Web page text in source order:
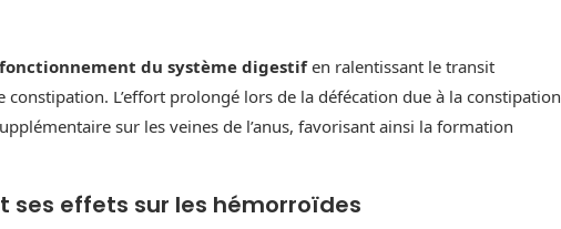
du système digestifen ralentissant le transit
L’effort prolongé lors de la défécation due à la constipation
sur les veines de l’anus, favorisant ainsi la formation
ses effets sur les hémorroïdes